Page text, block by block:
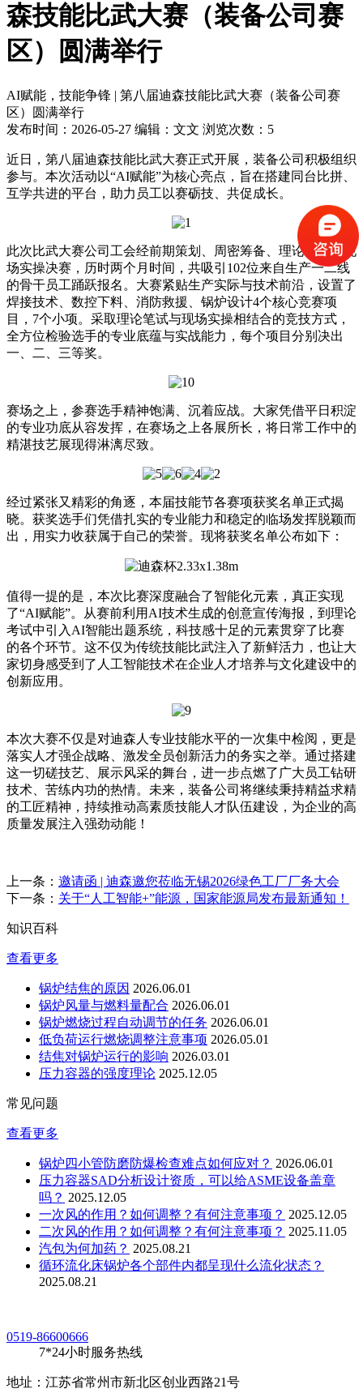
森技能比武大赛（装备公司赛
区）圆满举行
AI赋能，技能争锋 | 第八届迪森技能比武大赛（装备公司赛
区）圆满举行
发布时间：2026-05-27 编辑：文文 浏览次数：5
近日，第八届迪森技能比武大赛正式开展，装备公司积极组织
参与。本次活动以“AI赋能”为核心亮点，旨在搭建同台比拼、
互学共进的平台，助力员工以赛砺技、共促成长。
此次比武大赛公司工会经前期策划、周密筹备、理论初赛及现
场实操决赛，历时两个月时间，共吸引102位来自生产一二线
的骨干员工踊跃报名。大赛紧贴生产实际与技术前沿，设置了
焊接技术、数控下料、消防救援、锅炉设计4个核心竞赛项
目，7个小项。采取理论笔试与现场实操相结合的竞技方式，
全方位检验选手的专业底蕴与实战能力，每个项目分别决出
一、二、三等奖。
赛场之上，参赛选手精神饱满、沉着应战。大家凭借平日积淀
的专业功底从容发挥，在赛场之上各展所长，将日常工作中的
精湛技艺展现得淋漓尽致。
经过紧张又精彩的角逐，本届技能节各赛项获奖名单正式揭
晓。获奖选手们凭借扎实的专业能力和稳定的临场发挥脱颖而
出，用实力收获属于自己的荣誉。现将获奖名单公布如下：
值得一提的是，本次比赛深度融合了智能化元素，真正实现
了“AI赋能”。从赛前利用AI技术生成的创意宣传海报，到理论
考试中引入AI智能出题系统，科技感十足的元素贯穿了比赛
的各个环节。这不仅为传统技能比武注入了新鲜活力，也让大
家切身感受到了人工智能技术在企业人才培养与文化建设中的
创新应用。
本次大赛不仅是对迪森人专业技能水平的一次集中检阅，更是
落实人才强企战略、激发全员创新活力的务实之举。通过搭建
这一切磋技艺、展示风采的舞台，进一步点燃了广大员工钻研
技术、苦练内功的热情。未来，装备公司将继续秉持精益求精
的工匠精神，持续推动高素质技能人才队伍建设，为企业的高
质量发展注入强劲动能！
上一条： 邀请函 | 迪森邀您莅临无锡2026绿色工厂厂务大会
下一条： 关于“人工智能+”能源，国家能源局发布最新通知！
知识百科
查看更多
锅炉结焦的原因 2026.06.01
锅炉风量与燃料量配合 2026.06.01
锅炉燃烧过程自动调节的任务 2026.06.01
低负荷运行燃烧调整注意事项 2026.05.01
结焦对锅炉运行的影响 2026.03.01
压力容器的强度理论 2025.12.05
常见问题
查看更多
锅炉四小管防磨防爆检查难点如何应对？ 2026.06.01
压力容器SAD分析设计资质，可以给ASME设备盖章
吗？ 2025.12.05
一次风的作用？如何调整？有何注意事项？ 2025.12.05
二次风的作用？如何调整？有何注意事项？ 2025.11.05
汽包为何加药？ 2025.08.21
循环流化床锅炉各个部件内都呈现什么流化状态？
2025.08.21
0519-86600666
7*24小时服务热线
地址：江苏省常州市新北区创业西路21号